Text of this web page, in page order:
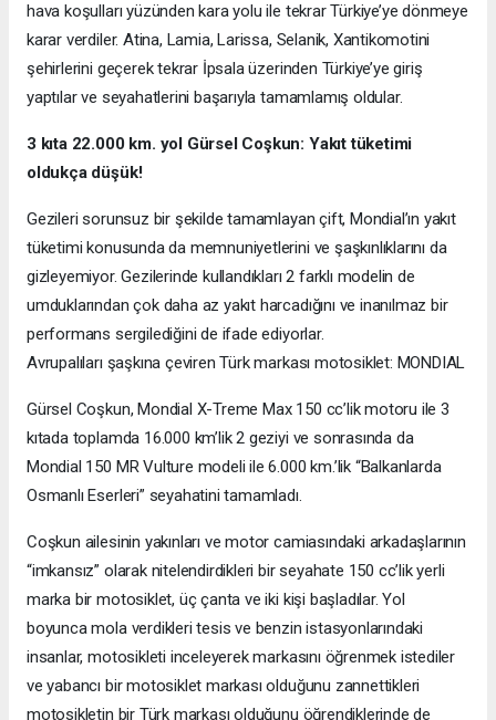
hava koşulları yüzünden kara yolu ile tekrar Türkiye’ye dönmeye
karar verdiler. Atina, Lamia, Larissa, Selanik, Xantikomotini
şehirlerini geçerek tekrar İpsala üzerinden Türkiye’ye giriş
yaptılar ve seyahatlerini başarıyla tamamlamış oldular.
3 kıta 22.000 km. yol Gürsel Coşkun: Yakıt tüketimi
oldukça düşük!
Gezileri sorunsuz bir şekilde tamamlayan çift, Mondial’ın yakıt
tüketimi konusunda da memnuniyetlerini ve şaşkınlıklarını da
gizleyemiyor. Gezilerinde kullandıkları 2 farklı modelin de
umduklarından çok daha az yakıt harcadığını ve inanılmaz bir
performans sergilediğini de ifade ediyorlar.
Avrupalıları şaşkına çeviren Türk markası motosiklet: MONDIAL
Gürsel Coşkun, Mondial X-Treme Max 150 cc’lik motoru ile 3
kıtada toplamda 16.000 km’lik 2 geziyi ve sonrasında da
Mondial 150 MR Vulture modeli ile 6.000 km.’lik “Balkanlarda
Osmanlı Eserleri” seyahatini tamamladı.
Coşkun ailesinin yakınları ve motor camiasındaki arkadaşlarının
“imkansız” olarak nitelendirdikleri bir seyahate 150 cc’lik yerli
marka bir motosiklet, üç çanta ve iki kişi başladılar. Yol
boyunca mola verdikleri tesis ve benzin istasyonlarındaki
insanlar, motosikleti inceleyerek markasını öğrenmek istediler
ve yabancı bir motosiklet markası olduğunu zannettikleri
motosikletin bir Türk markası olduğunu öğrendiklerinde de